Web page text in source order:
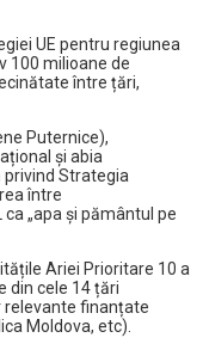
UE pentru regiunea
100 milioane de
între țări,
Puternice),
și abia
Strategia
între
„apa și pământul pe
Ariei Prioritare 10 a
din cele 14 țări
relevante finanțate
Moldova, etc).